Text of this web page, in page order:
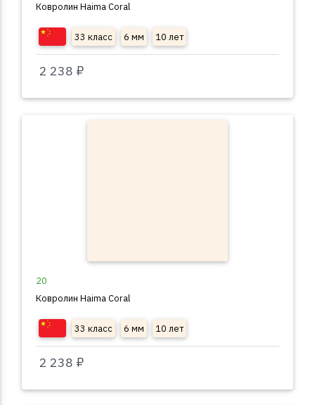
Ковролин Haima Coral
33 класс 6 мм 10 лет
2 238 ₽
20
Ковролин Haima Coral
33 класс 6 мм 10 лет
2 238 ₽